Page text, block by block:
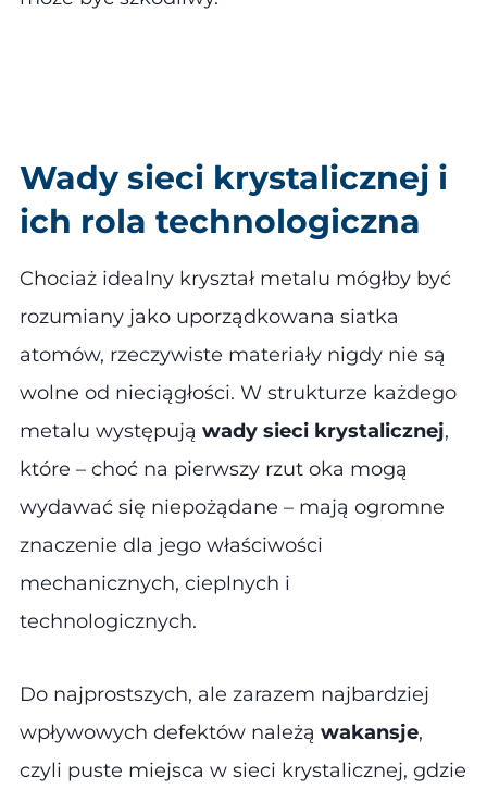
Wady sieci krystalicznej i
ich rola technologiczna
Chociaż idealny kryształ metalu mógłby być
rozumiany jako uporządkowana siatka
atomów, rzeczywiste materiały nigdy nie są
wolne od nieciągłości. W strukturze każdego
metalu występują wady sieci krystalicznej,
które – choć na pierwszy rzut oka mogą
wydawać się niepożądane – mają ogromne
znaczenie dla jego właściwości
mechanicznych, cieplnych i
technologicznych.
Do najprostszych, ale zarazem najbardziej
wpływowych defektów należą wakansje,
czyli puste miejsca w sieci krystalicznej, gdzie